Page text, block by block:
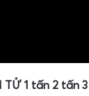
TỬ 1 tấn 2 tấn